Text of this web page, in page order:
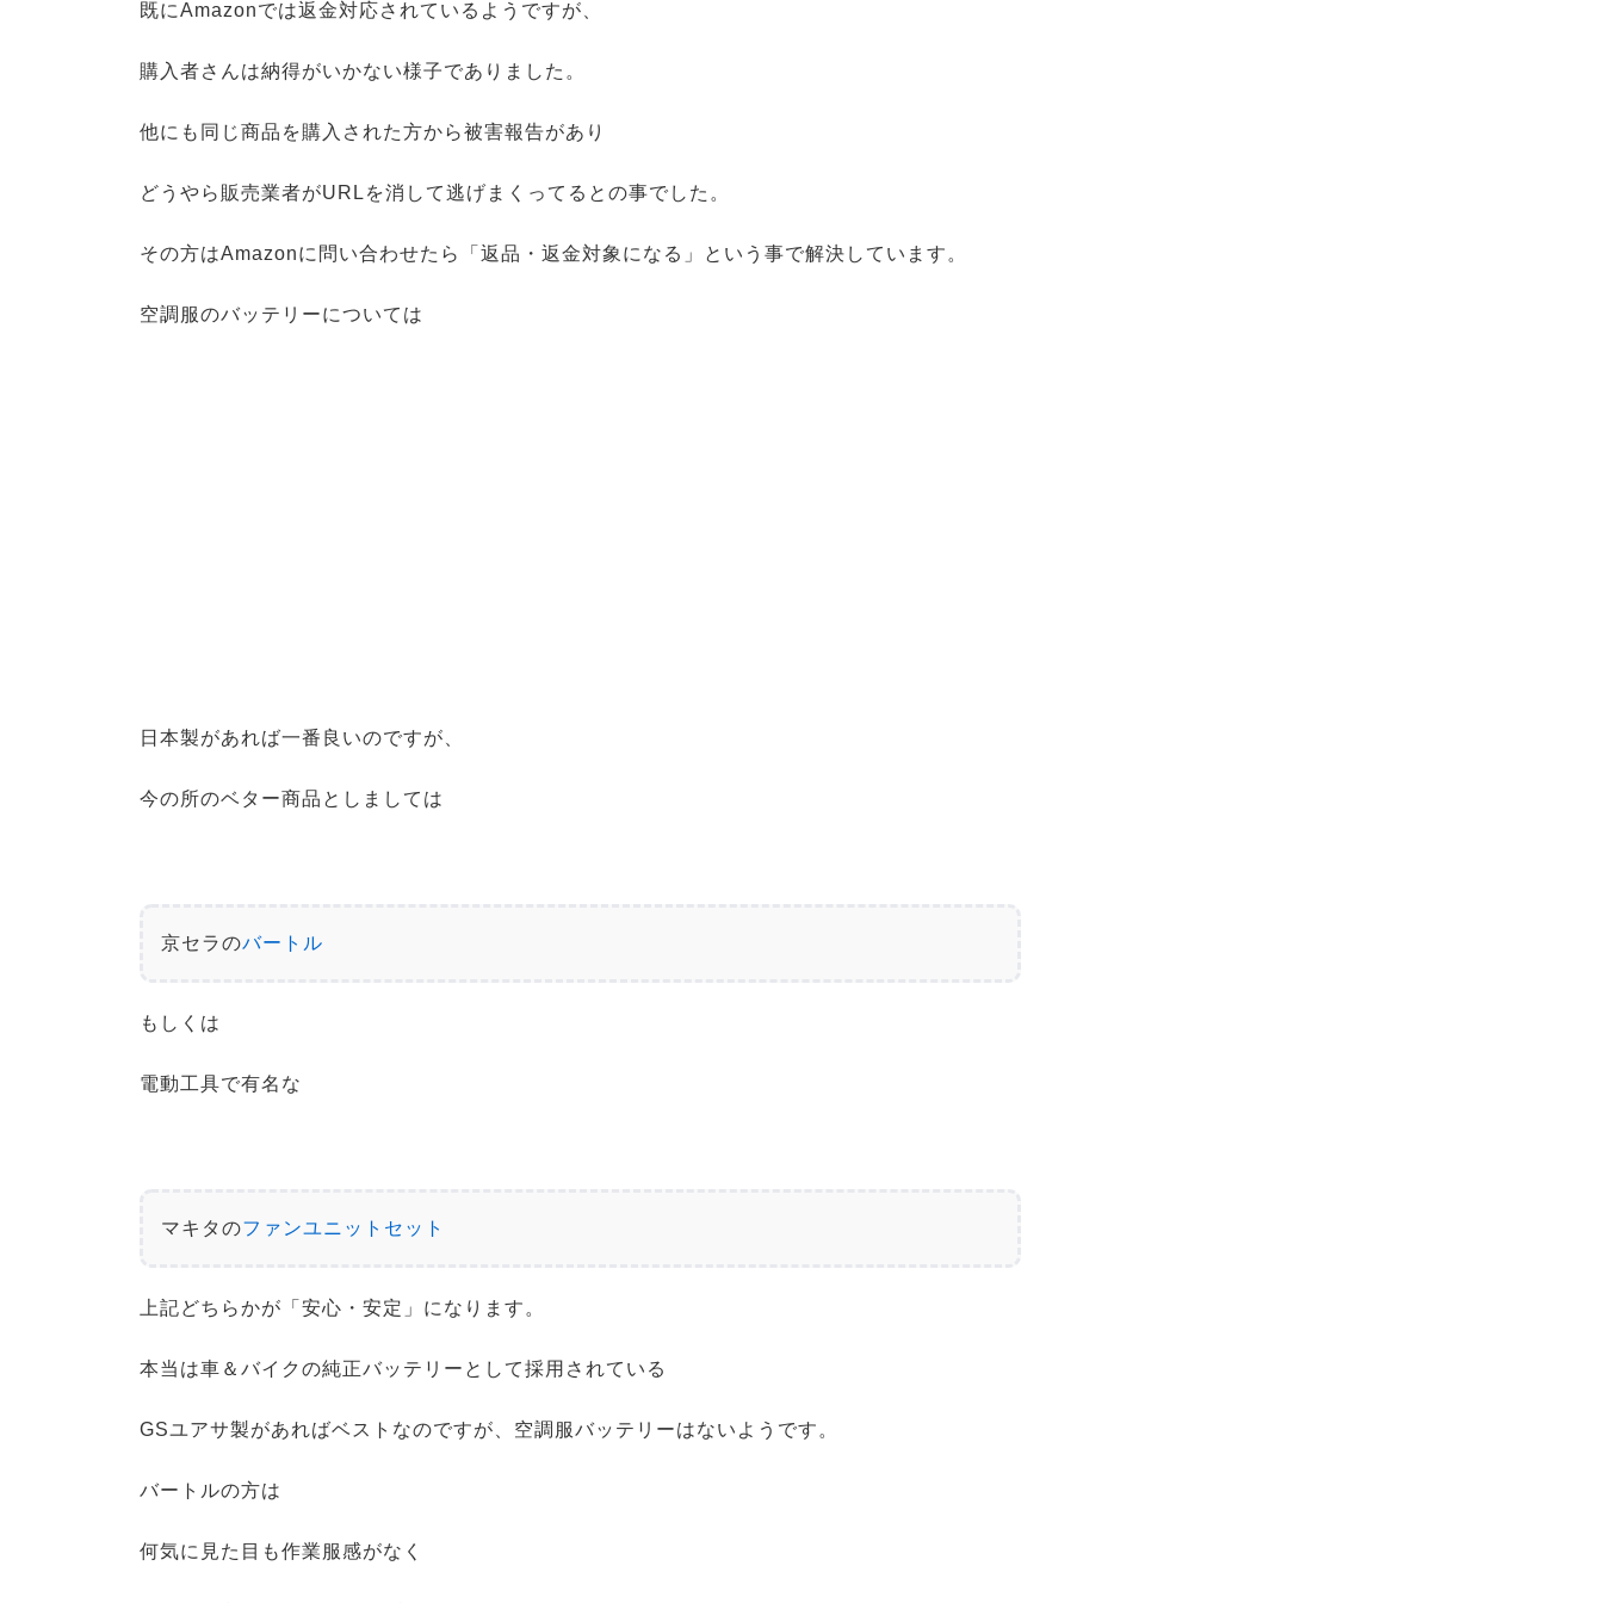
既にAmazonでは返金対応されているようですが、
購入者さんは納得がいかない様子でありました。
他にも同じ商品を購入された方から被害報告があり
どうやら販売業者がURLを消して逃げまくってるとの事でした。
その方はAmazonに問い合わせたら「返品・返金対象になる」という事で解決しています。
空調服のバッテリーについては
日本製があれば一番良いのですが、
今の所のベター商品としましては
京セラのバートル
もしくは
電動工具で有名な
マキタのファンユニットセット
上記どちらかが「安心・安定」になります。
本当は車＆バイクの純正バッテリーとして採用されている
GSユアサ製があればベストなのですが、空調服バッテリーはないようです。
バートルの方は
何気に見た目も作業服感がなく